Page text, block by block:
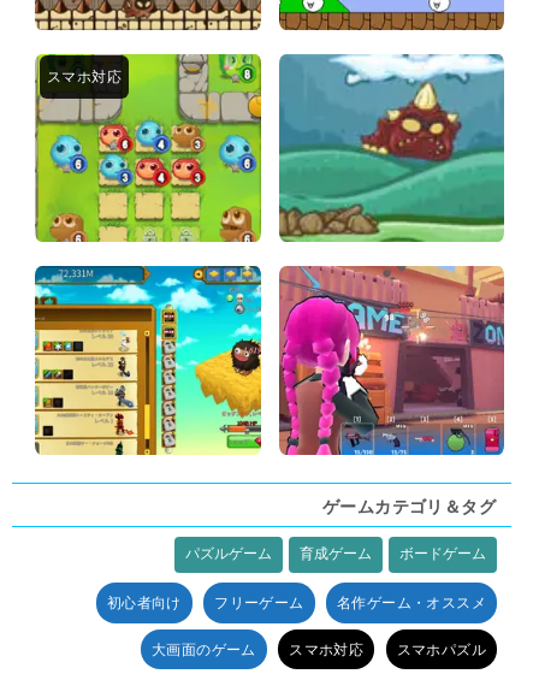
ゲームカテゴリ＆タグ
パズルゲーム 育成ゲーム ボードゲーム
タグ:初心者向け フリーゲーム 名作ゲーム・オススメ
大画面のゲーム スマホ対応 スマホパズル